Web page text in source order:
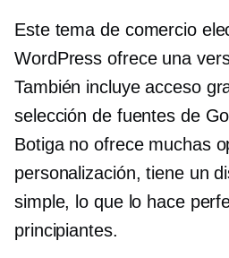
Este tema de comercio
WordPress ofrece una
También incluye acceso
selección de fuentes de
Botiga no ofrece muchas
personalización, tiene un
simple, lo que lo hace
principiantes.